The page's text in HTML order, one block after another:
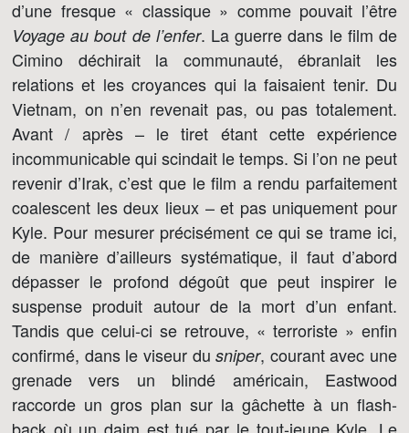
d’une fresque « classique » comme pouvait l’être
Voyage au bout de l’enfer. La guerre dans le film de
Cimino déchirait la communauté, ébranlait les
relations et les croyances qui la faisaient tenir. Du
Vietnam, on n’en revenait pas, ou pas totalement.
Avant / après – le tiret étant cette expérience
incommunicable qui scindait le temps. Si l’on ne peut
revenir d’Irak, c’est que le film a rendu parfaitement
coalescent les deux lieux – et pas uniquement pour
Kyle. Pour mesurer précisément ce qui se trame ici,
de manière d’ailleurs systématique, il faut d’abord
dépasser le profond dégoût que peut inspirer le
suspense produit autour de la mort d’un enfant.
Tandis que celui-ci se retrouve, « terroriste » enfin
confirmé, dans le viseur dusniper, courant avec une
grenade vers un blindé américain, Eastwood
raccorde un gros plan sur la gâchette à un flash-